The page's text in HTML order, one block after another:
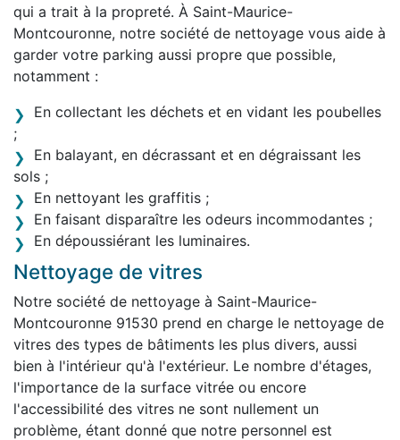
qui a trait à la propreté. À Saint-Maurice-
Montcouronne, notre société de nettoyage vous aide à
garder votre parking aussi propre que possible,
notamment :
En collectant les déchets et en vidant les poubelles
;
En balayant, en décrassant et en dégraissant les
sols ;
En nettoyant les graffitis ;
En faisant disparaître les odeurs incommodantes ;
En dépoussiérant les luminaires.
Nettoyage de vitres
Notre société de nettoyage à Saint-Maurice-
Montcouronne 91530 prend en charge le nettoyage de
vitres des types de bâtiments les plus divers, aussi
bien à l'intérieur qu'à l'extérieur. Le nombre d'étages,
l'importance de la surface vitrée ou encore
l'accessibilité des vitres ne sont nullement un
problème, étant donné que notre personnel est